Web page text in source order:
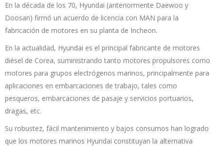
En la década de los 70, Hyundai (anteriormente Daewoo y
Doosan) firmó un acuerdo de licencia con MAN para la
fabricación de motores en su planta de Incheon.
En la actualidad, Hyundai es el principal fabricante de motores
diésel de Corea, suministrando tanto motores propulsores como
motores para grupos electrógenos marinos, principalmente para
aplicaciones en embarcaciones de trabajo, tales como
pesqueros, embarcaciones de pasaje y servicios portuarios,
dragas, etc.
Su robustez, fácil mantenimiento y bajos consumos han logrado
que los motores marinos Hyundai constituyan la alternativa